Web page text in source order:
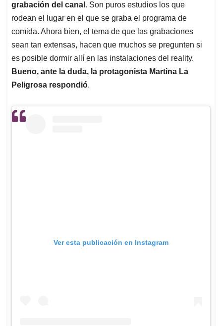
grabación del canal . Son puros estudios los que
rodean el lugar en el que se graba el programa de
comida. Ahora bien, el tema de que las grabaciones
sean tan extensas, hacen que muchos se pregunten si
es posible dormir allí en las instalaciones del reality.
Bueno, ante la duda, la protagonista Martina La
Peligrosa respondió.
Ver esta publicación en Instagram